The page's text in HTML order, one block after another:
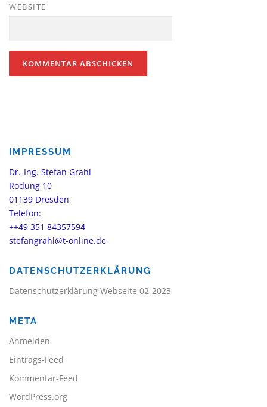
WEBSITE
IMPRESSUM
Dr.-Ing. Stefan Grahl
Rodung 10
01139 Dresden
Telefon:
++49 351 84357594
stefangrahl@t-online.de
DATENSCHUTZERKLÄRUNG
Datenschutzerklärung Webseite 02-2023
META
Anmelden
Eintrags-Feed
Kommentar-Feed
WordPress.org